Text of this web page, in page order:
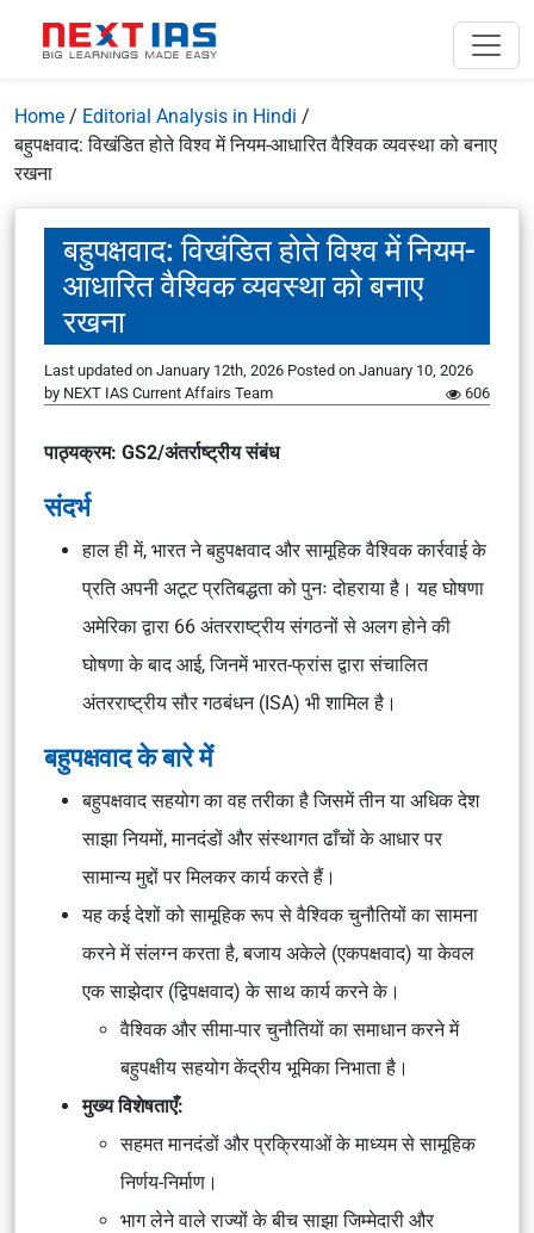
Home / Editorial Analysis in Hindi /
बहुपक्षवाद: विखंडित होते विश्व में नियम-आधारित वैश्विक व्यवस्था को बनाए
रखना
बहुपक्षवाद: विखंडित होते विश्व में नियम-
आधारित वैश्विक व्यवस्था को बनाए
रखना
Last updated on January 12th, 2026 Posted on January 10, 2026
by NEXT IAS Current Affairs Team 606
पाठ्यक्रम: GS2/अंतर्राष्ट्रीय संबंध
संदर्भ
हाल ही में, भारत ने बहुपक्षवाद और सामूहिक वैश्विक कार्रवाई के
प्रति अपनी अटूट प्रतिबद्धता को पुनः दोहराया है। यह घोषणा
अमेरिका द्वारा 66 अंतरराष्ट्रीय संगठनों से अलग होने की
घोषणा के बाद आई, जिनमें भारत-फ्रांस द्वारा संचालित
अंतरराष्ट्रीय सौर गठबंधन (ISA) भी शामिल है।
बहुपक्षवाद के बारे में
बहुपक्षवाद सहयोग का वह तरीका है जिसमें तीन या अधिक देश
साझा नियमों, मानदंडों और संस्थागत ढाँचों के आधार पर
सामान्य मुद्दों पर मिलकर कार्य करते हैं।
यह कई देशों को सामूहिक रूप से वैश्विक चुनौतियों का सामना
करने में संलग्न करता है, बजाय अकेले (एकपक्षवाद) या केवल
एक साझेदार (द्विपक्षवाद) के साथ कार्य करने के।
वैश्विक और सीमा-पार चुनौतियों का समाधान करने में
बहुपक्षीय सहयोग केंद्रीय भूमिका निभाता है।
मुख्य विशेषताएँ:
सहमत मानदंडों और प्रक्रियाओं के माध्यम से सामूहिक
निर्णय-निर्माण।
भाग लेने वाले राज्यों के बीच साझा जिम्मेदारी और